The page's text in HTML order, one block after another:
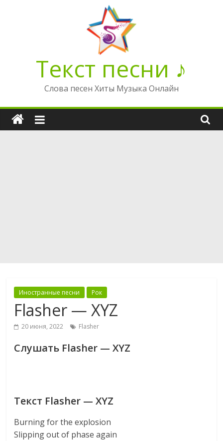
Текст песни ♪
Слова песен Хиты Музыка Онлайн
Иностранные песни Рок
Flasher — XYZ
20 июня, 2022 Flasher
Слушать Flasher — XYZ
Текст Flasher — XYZ
Burning for the explosion
Slipping out of phase again